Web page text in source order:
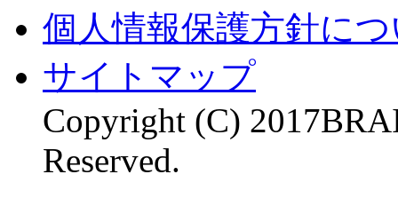
個人情報保護方針に
サイトマップ
Copyright (C)
Reserved.